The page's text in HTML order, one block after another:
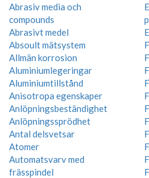
Abrasiv media och
compounds
Abrasivt medel
Absoult mätsystem
Allmän korrosion
Aluminiumlegeringar
Aluminiumtillstånd
Anisotropa egenskaper
Anlöpningsbeständighet
Anlöpningssprödhet
Antal delsvetsar
Atomer
Automatsvarv med
frässpindel